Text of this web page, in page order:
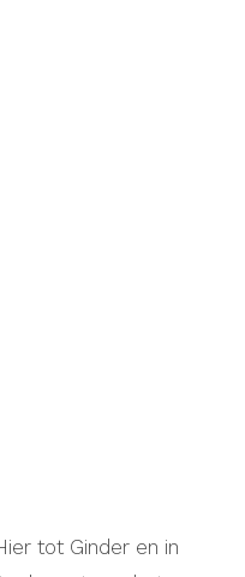
tot Ginder en in